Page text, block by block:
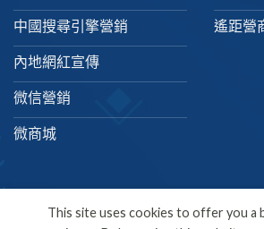
中國搜尋引擎營銷
內地網紅宣傳
微信營銷
微商城
遙距營
This site uses cookies to offer you a